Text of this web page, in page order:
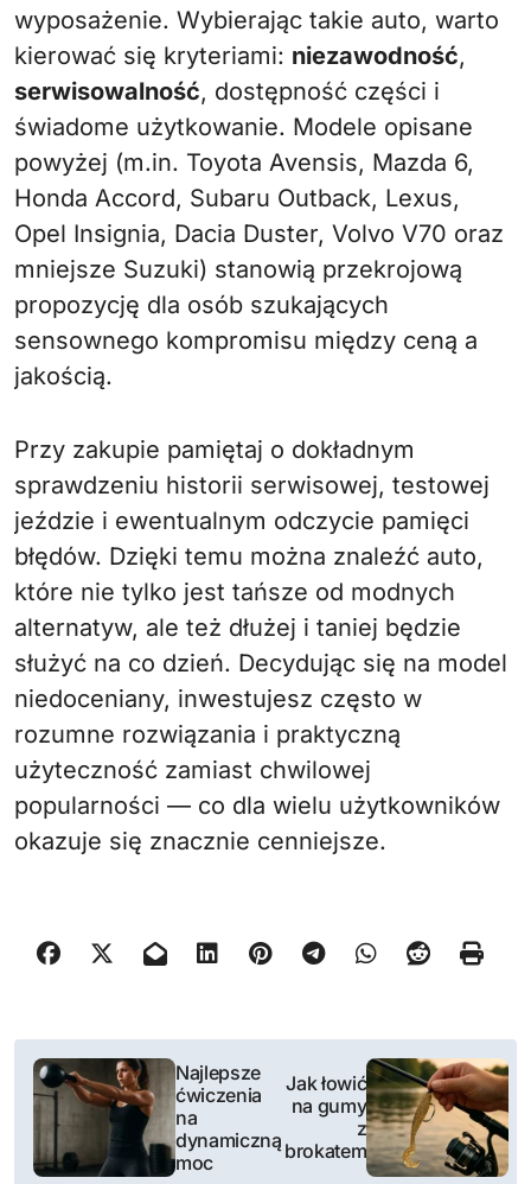
wyposażenie. Wybierając takie auto, warto
kierować się kryteriami: niezawodność,
serwisowalność, dostępność części i
świadome użytkowanie. Modele opisane
powyżej (m.in. Toyota Avensis, Mazda 6,
Honda Accord, Subaru Outback, Lexus,
Opel Insignia, Dacia Duster, Volvo V70 oraz
mniejsze Suzuki) stanowią przekrojową
propozycję dla osób szukających
sensownego kompromisu między ceną a
jakością.
Przy zakupie pamiętaj o dokładnym
sprawdzeniu historii serwisowej, testowej
jeździe i ewentualnym odczycie pamięci
błędów. Dzięki temu można znaleźć auto,
które nie tylko jest tańsze od modnych
alternatyw, ale też dłużej i taniej będzie
służyć na co dzień. Decydując się na model
niedoceniany, inwestujesz często w
rozumne rozwiązania i praktyczną
użyteczność zamiast chwilowej
popularności — co dla wielu użytkowników
okazuje się znacznie cenniejsze.
N
w
Najlepsze
ćwiczenia
na
dynamiczną
moc
Jak łowić
na gumy
z
brokatem